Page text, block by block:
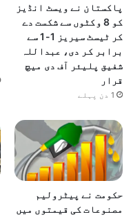
پاکستان نے ویسٹ انڈیز
کو 8 وکٹوں سے شکست دے
کر ٹیسٹ سیریز 1-1 سے
برابر کر دی، عبداللہ
شفیق پلیئر آف دی میچ
قرار
1 دن پہلے
حکومت نے پیٹرولیم
مصنوعات کی قیمتوں میں